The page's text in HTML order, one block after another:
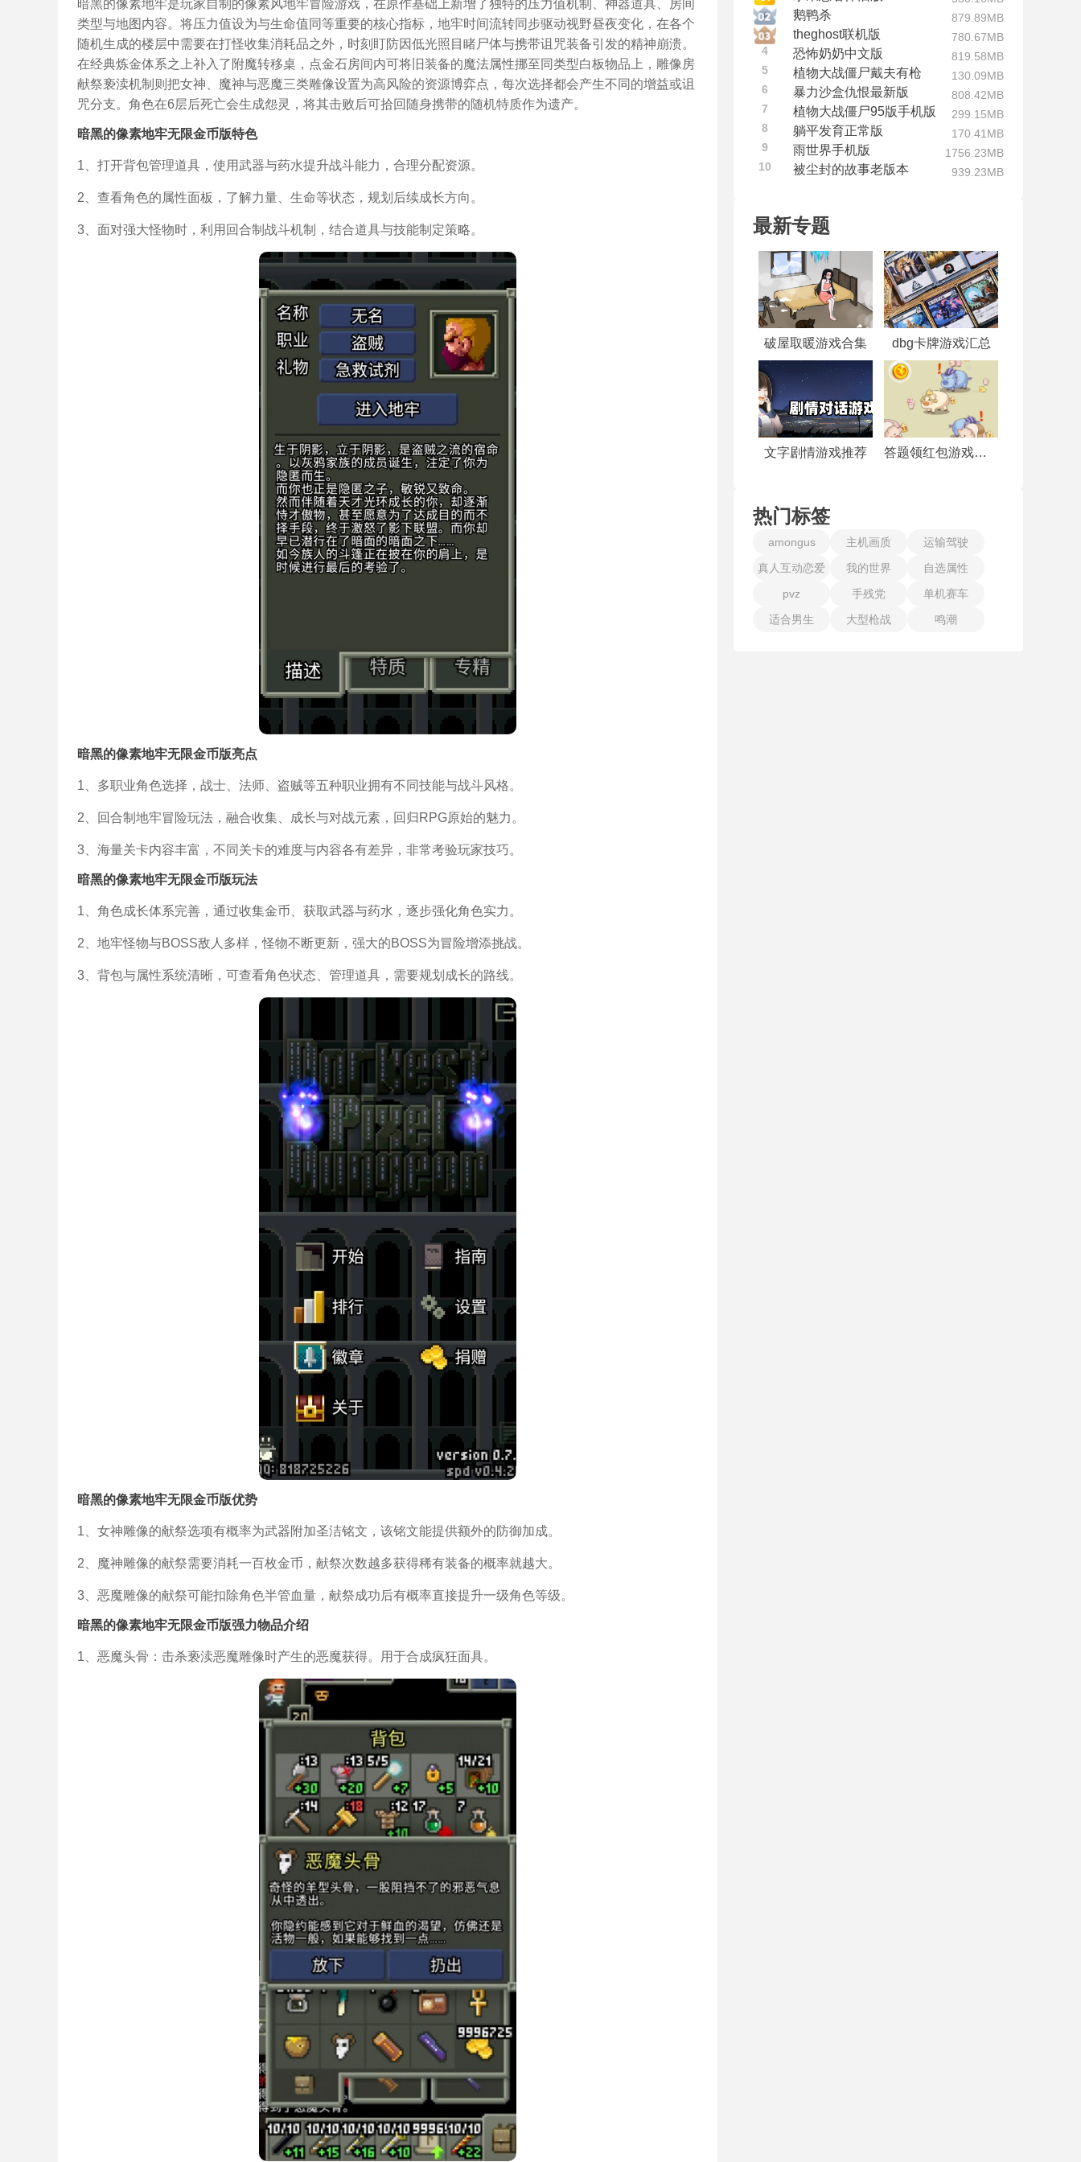
暗黑的像素地牢是玩家自制的像素风地牢冒险游戏，在原作基础上新增了独特的压力值机制、神器道具、房间
类型与地图内容。将压力值设为与生命值同等重要的核心指标，地牢时间流转同步驱动视野昼夜变化，在各个
随机生成的楼层中需要在打怪收集消耗品之外，时刻盯防因低光照目睹尸体与携带诅咒装备引发的精神崩溃。
在经典炼金体系之上补入了附魔转移桌，点金石房间内可将旧装备的魔法属性挪至同类型白板物品上，雕像房
献祭亵渎机制则把女神、魔神与恶魔三类雕像设置为高风险的资源博弈点，每次选择都会产生不同的增益或诅
咒分支。角色在6层后死亡会生成怨灵，将其击败后可拾回随身携带的随机特质作为遗产。
暗黑的像素地牢无限金币版特色
1、打开背包管理道具，使用武器与药水提升战斗能力，合理分配资源。
2、查看角色的属性面板，了解力量、生命等状态，规划后续成长方向。
3、面对强大怪物时，利用回合制战斗机制，结合道具与技能制定策略。
暗黑的像素地牢无限金币版亮点
1、多职业角色选择，战士、法师、盗贼等五种职业拥有不同技能与战斗风格。
2、回合制地牢冒险玩法，融合收集、成长与对战元素，回归RPG原始的魅力。
3、海量关卡内容丰富，不同关卡的难度与内容各有差异，非常考验玩家技巧。
暗黑的像素地牢无限金币版玩法
1、角色成长体系完善，通过收集金币、获取武器与药水，逐步强化角色实力。
2、地牢怪物与BOSS敌人多样，怪物不断更新，强大的BOSS为冒险增添挑战。
3、背包与属性系统清晰，可查看角色状态、管理道具，需要规划成长的路线。
暗黑的像素地牢无限金币版优势
1、女神雕像的献祭选项有概率为武器附加圣洁铭文，该铭文能提供额外的防御加成。
2、魔神雕像的献祭需要消耗一百枚金币，献祭次数越多获得稀有装备的概率就越大。
3、恶魔雕像的献祭可能扣除角色半管血量，献祭成功后有概率直接提升一级角色等级。
暗黑的像素地牢无限金币版强力物品介绍
1、恶魔头骨：击杀亵渎恶魔雕像时产生的恶魔获得。用于合成疯狂面具。
鹅鸭杀 879.89MB
theghost联机版
780.67MB
4
恐怖奶奶中文版
819.58MB
5
植物大战僵尸戴夫有枪
130.09MB
6
暴力沙盒仇恨最新版
808.42MB
7
植物大战僵尸95版手机版
299.15MB
8
躺平发育正常版
170.41MB
9
雨世界手机版
1756.23MB
10
被尘封的故事老版本 939.23MB
最新专题
破屋取暖游戏合集 dbg卡牌游戏汇总
文字剧情游戏推荐 答题领红包游戏合集
热门标签
amongus 主机画质
运输驾驶
真人互动恋爱
我的世界
自选属性
pvz
手残党
单机赛车
适合男生
大型枪战 鸣潮